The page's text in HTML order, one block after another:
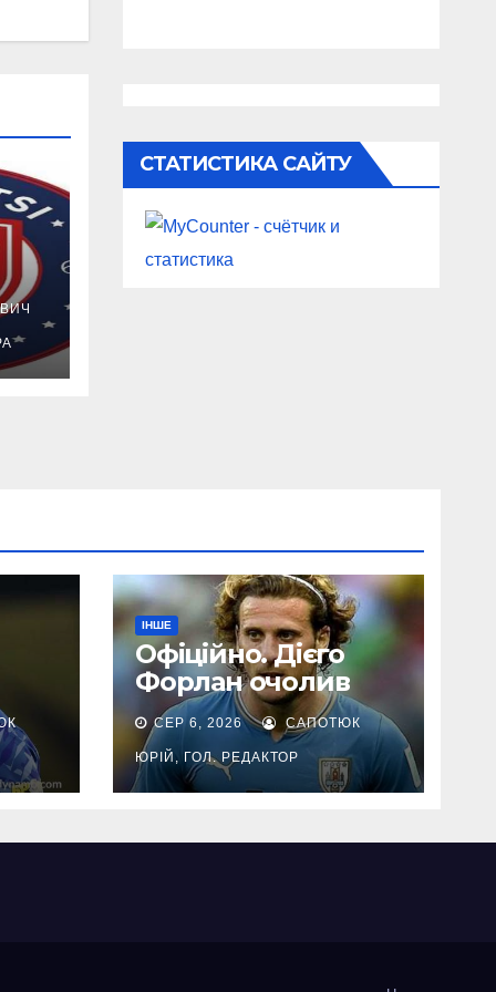
та
СТАТИСТИКА САЙТУ
ІНШЕ
Офіційно. Дієго
Форлан очолив
збірну Уругваю
СЕР 6, 2026 САПОТЮК
ЮРІЙ, ГОЛ. РЕДАКТОР